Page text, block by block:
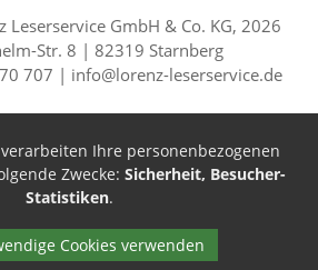
GmbH & Co. KG, 2026
Str. 8 | 82319 Starnberg
707 | info@lorenz-leserservice.de
Ihre personenbezogenen
Zwecke: Sicherheit, Besucher-
Statistiken.
Cookies verwenden